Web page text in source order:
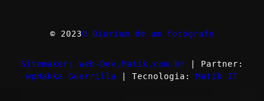
© 2023O Diarium de um fotógrafo
Sitemaker: Web-Dev.Matik.com.br | Partner:
wpHakka Guerrilla | Tecnologia: Matik IT